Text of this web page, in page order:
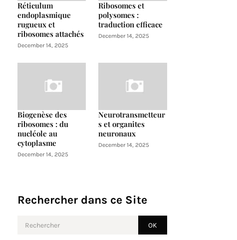
Réticulum
endoplasmique
rugueux et
ribosomes attachés
December 14, 2025
Ribosomes et
polysomes :
traduction efficace
December 14, 2025
Biogenèse des
ribosomes : du
nucléole au
cytoplasme
December 14, 2025
Neurotransmetteur
s et organites
neuronaux
December 14, 2025
Rechercher dans ce Site